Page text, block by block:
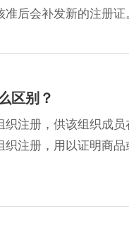
后会补发新的注册证
区别？
注册，供该组织成
注册，用以证明商